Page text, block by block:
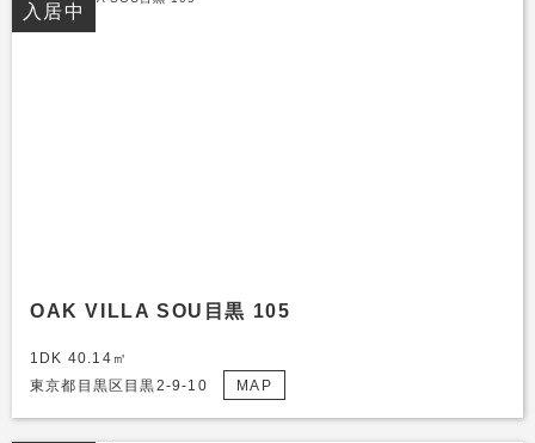
入居中
OAK VILLA SOU目黒 105
1DK 40.14㎡
東京都目黒区目黒2-9-10
MAP